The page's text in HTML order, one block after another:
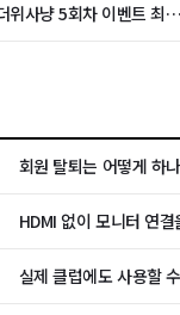
목요일엔 네트워크로 더위사냥 5회차 이벤트 최종결과
회원 탈퇴는 어떻게 하
HDMI 없이 모니터 연
실제 클럽에도 사용할